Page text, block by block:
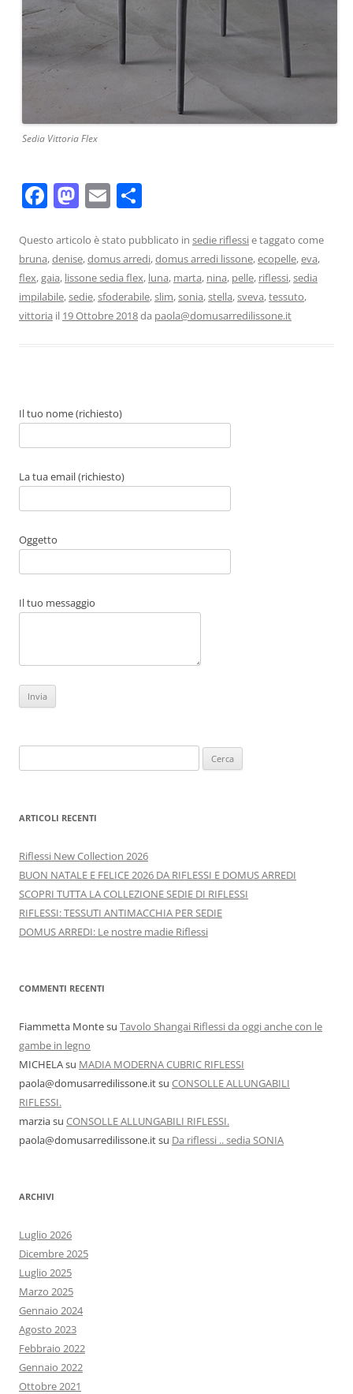
Sedia Vittoria Flex
F
c
e
b
o
M
st
o
d
o
E
ai
l
n
di
vi
di
Questo articolo è stato pubblicato in sedie riflessie taggato come
bruna,denise,domus arredi,domus arredi lissone,ecopelle,eva,
flex,gaia, lissone sedia flex, luna, marta, nina, pelle, riflessi,sedia
impilabile,sedie,sfoderabile,slim,sonia,stella,sveva,tessuto,
vittoria il 19 Ottobre 2018da paola@domusarredilissone.it
Il tuo nome (richiesto)
La tua email (richiesto)
Oggetto
Il tuo messaggio
per:
ARTICOLI RECENTI
Riflessi New Collection 2026
BUON NATALE E FELICE 2026 DA RIFLESSI E DOMUS ARREDI
SCOPRI TUTTA LA COLLEZIONE SEDIE DI RIFLESSI
RIFLESSI: TESSUTI ANTIMACCHIA PER SEDIE
DOMUS ARREDI: Le nostre madie Riflessi
COMMENTI RECENTI
Fiammetta Montesu Tavolo Shangai Riflessi da oggi anche con le
gambe in legno
MICHELAsu MADIA MODERNA CUBRIC RIFLESSI
paola@domusarredilissone.itsu CONSOLLE ALLUNGABILI
RIFLESSI.
marziasu CONSOLLE ALLUNGABILI RIFLESSI.
paola@domusarredilissone.itsu Da riflessi .. sedia SONIA
ARCHIVI
Luglio 2026
Dicembre 2025
Luglio 2025
Marzo 2025
Gennaio 2024
Agosto 2023
Febbraio 2022
Gennaio 2022
Ottobre 2021